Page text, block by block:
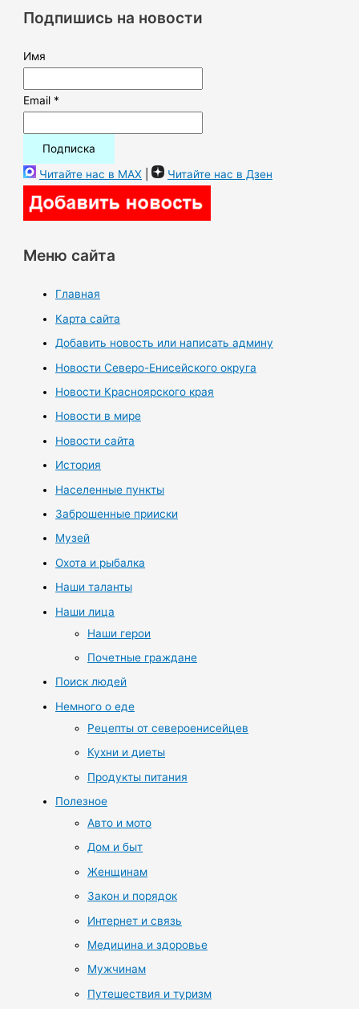
:Подпишись на новости
Имя
Email *
Читайте нас в MAX | Читайте нас в Дзен
Меню сайта
Главная
Карта сайта
Добавить новость или написать админу
Новости Северо-Енисейского округа
Новости Красноярского края
Новости в мире
Новости сайта
История
Населенные пункты
Заброшенные прииски
Музей
Охота и рыбалка
Наши таланты
Наши лица
Наши герои
Почетные граждане
Поиск людей
Немного о еде
Рецепты от североенисейцев
Кухни и диеты
Продукты питания
Полезное
Авто и мото
Дом и быт
Женщинам
Закон и порядок
Интернет и связь
Медицина и здоровье
Мужчинам
Путешествия и туризм